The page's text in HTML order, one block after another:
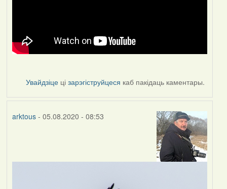
Увайдзіце цізарэгіструйцеся каб пакідаць каментары.
arktous- 05.08.2020 - 08:53